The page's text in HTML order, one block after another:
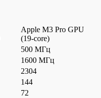
Apple M3 Pro GPU
(19-core)
500 МГц
1600 МГц
2304
144
72